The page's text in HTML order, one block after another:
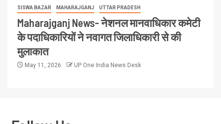
SISWA BAZAR MAHARAJGANJ UTTAR PRADESH
Maharajganj News- नेशनल मानवाधिकार कमेटी
के पदाधिकारियों ने नवागत जिलाधिकारी से की
मुलाकात
May 11, 2026 UP One India News Desk